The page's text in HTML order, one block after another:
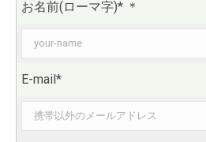
お名前(ローマ字)* ＊
E-mail*